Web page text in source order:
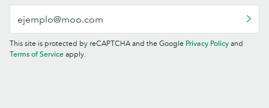
This site is protected by reCAPTCHA and the Google Privacy Policy and
Terms of Service apply.